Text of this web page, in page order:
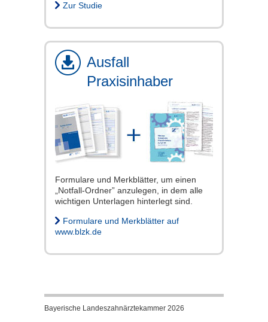
Zur Studie
Ausfall
Praxisinhaber
Formulare und Merkblätter, um einen
„Notfall-Ordner” anzulegen, in dem alle
wichtigen Unterlagen hinterlegt sind.
Formulare und Merkblätter auf
www.blzk.de
Bayerische Landeszahnärztekammer 2026